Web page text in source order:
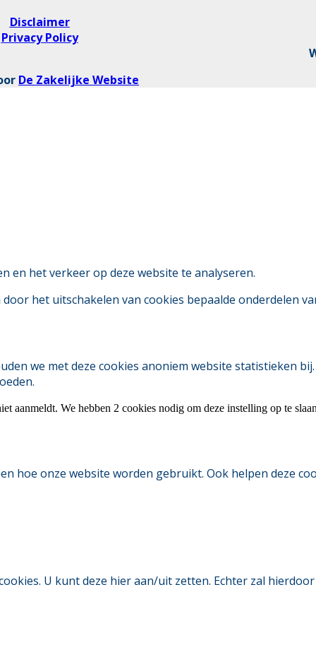
Disclaimer
Privacy Policy
De Zakelijke Website
en het verkeer op deze website te analyseren.
het uitschakelen van cookies bepaalde onderdelen
we met deze cookies anoniem website statistieken
aanmeldt. We hebben 2 cookies nodig om deze instelling op te
onze website worden gebruikt. Ook helpen deze
U kunt deze hier aan/uit zetten. Echter zal